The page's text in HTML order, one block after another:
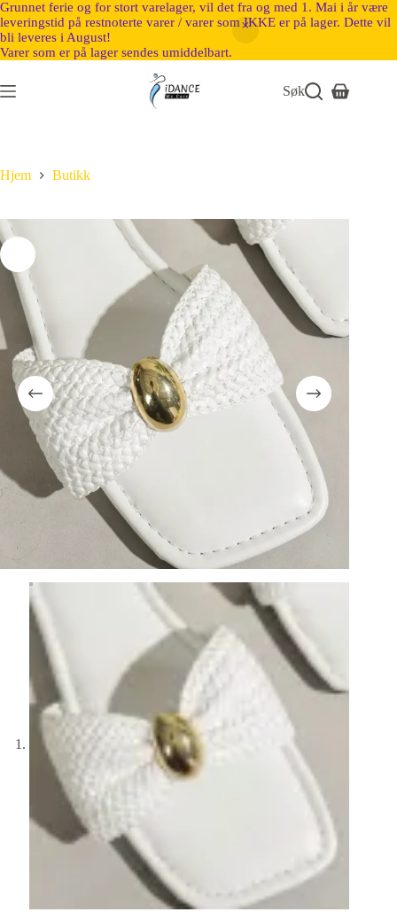
Grunnet ferie og for stort varelager, vil det fra og med 1. Mai i år være
leveringstid på restnoterte varer / varer som IKKE er på lager. Dette vil
bli leveres i August!
Varer som er på lager sendes umiddelbart.
Søk
Hjem Butikk